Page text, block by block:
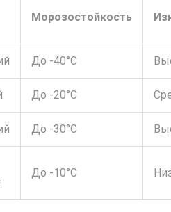
Морозостойкость
До -40°C
До -20°C
До -30°C
До -10°C